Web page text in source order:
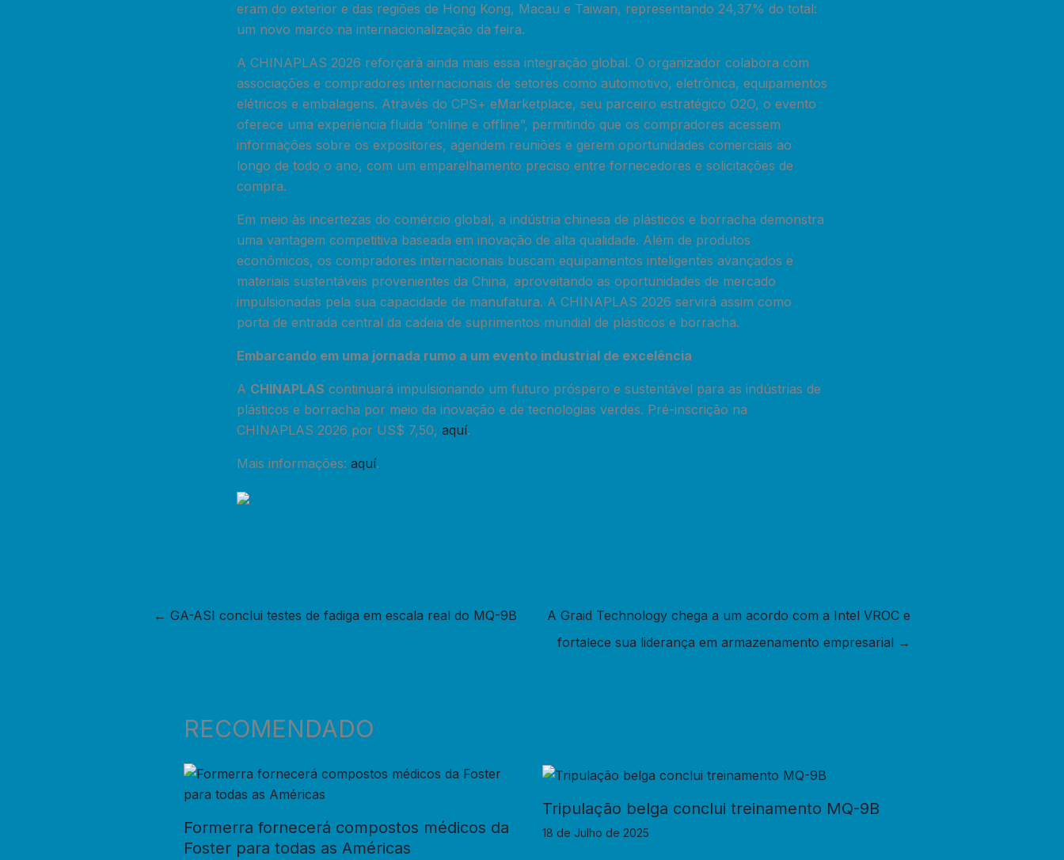
eram do exterior e das regiões de Hong Kong, Macau e Taiwan, representando 24,37% do total:
um novo marco na internacionalização da feira.
A CHINAPLAS 2026 reforçará ainda mais essa integração global. O organizador colabora com
associações e compradores internacionais de setores como automotivo, eletrônica, equipamentos
elétricos e embalagens. Através do CPS+ eMarketplace, seu parceiro estratégico O2O, o evento
oferece uma experiência fluida “online e offline”, permitindo que os compradores acessem
informações sobre os expositores, agendem reuniões e gerem oportunidades comerciais ao
longo de todo o ano, com um emparelhamento preciso entre fornecedores e solicitações de
compra.
Em meio às incertezas do comércio global, a indústria chinesa de plásticos e borracha demonstra
uma vantagem competitiva baseada em inovação de alta qualidade. Além de produtos
econômicos, os compradores internacionais buscam equipamentos inteligentes avançados e
materiais sustentáveis provenientes da China, aproveitando as oportunidades de mercado
impulsionadas pela sua capacidade de manufatura. A CHINAPLAS 2026 servirá assim como
porta de entrada central da cadeia de suprimentos mundial de plásticos e borracha.
Embarcando em uma jornada rumo a um evento industrial de excelência
A CHINAPLAS continuará impulsionando um futuro próspero e sustentável para as indústrias de
plásticos e borracha por meio da inovação e de tecnologias verdes. Pré-inscrição na
CHINAPLAS 2026 por US$ 7,50, aquí.
Mais informações: aquí.
← GA-ASI conclui testes de fadiga em escala real do MQ-9B
A Graid Technology chega a um acordo com a Intel VROC e
fortalece sua liderança em armazenamento empresarial →
RECOMENDADO
Formerra fornecerá compostos médicos da
Foster para todas as Américas
Tripulação belga conclui treinamento MQ-9B
18 de Julho de 2025